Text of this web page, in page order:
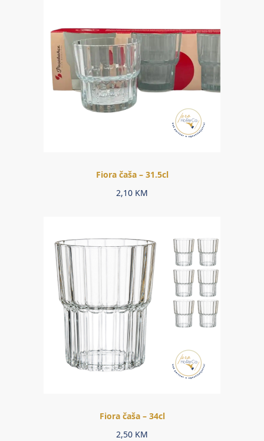
Fiora čaša – 31.5cl
2,10 KM
Fiora čaša – 34cl
2,50 KM